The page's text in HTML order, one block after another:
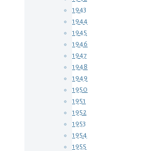
1943
1944
1945
1946
1947
1948
1949
1950
1951
1952
1953
1954
1955